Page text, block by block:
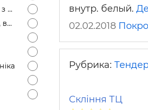
Метал, вироби з металу
Кондиціонери, вентиляція
внутр. белый.
02.02.2018
Рубрика:
Скління ТЦ